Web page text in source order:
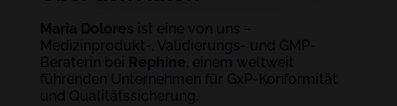
Maria Dolores ist eine von uns –
Medizinprodukt-, Validierungs- und GMP-
Beraterin bei
Rephine , einem weltweit
führenden Unternehmen für GxP-Konformität
und Qualitätssicherung.